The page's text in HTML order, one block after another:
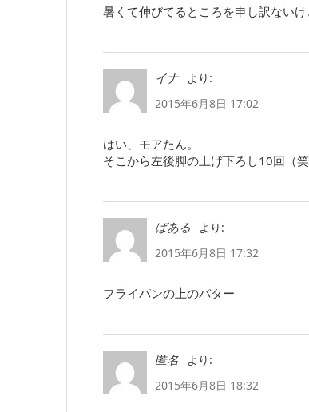
暑くて伸びてるところを申し訳ない
イナ
より:
2015年6月8日 17:02
はい、モアたん。
そこから左後脚の上げ下ろし10回（笑
ばある
より:
2015年6月8日 17:32
フライパンの上のバター
匿名
より:
2015年6月8日 18:32